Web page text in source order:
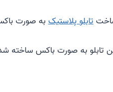
تابلو پلاستیک به صورت
تابلو به صورت باکس ساخته